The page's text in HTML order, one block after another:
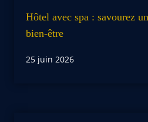
Hôtel avec spa : savourez
bien-être
25 juin 2026